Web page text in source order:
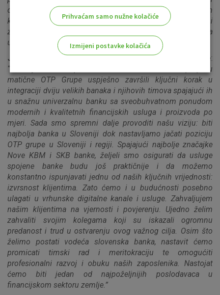
desetljeća na svim našim tržištima. Zahvaljujem mojim
kolegama što su pripremili ovu uspješnu integraciju i
zahvaljujem našim sadašnjim i budućim klijentima na
ukazanom povjerenju u OTP banku.”
John Denhof, predsjednik Uprave OTP banke:
“Neizmjerno smo ponosni što smo uz snažnu potporu
matične OTP Grupe uspješno završili ključni korak u
integraciji dviju velikih banaka i njihovih timova spajajući ih
u snažnu univerzalnu banku sa sveobuhvatnom ponudom
modernih i kvalitetnih financijskih usluga i proizvoda po
mjeri. Sada smo spremni dalje provoditi našu viziju: biti
najbolja banka u Sloveniji dok nastavljamo jačati poziciju
OTP grupe u Sloveniji i regiji. Spajajući najbolje značajke
Nove KBM i SKB banke, željeli smo osigurati da usluge
spojene banke budu još praktičnije i da možemo
konstantno ispunjavati jednu od naših ključnih vrijednosti:
izvrsnost klijentima. Zato ćemo i u budućnosti posebno
ulagati u vrhunske digitalne kanale i usluge. Zahvaljujem
našim klijentima na vjernosti i povjerenju. Ujedno želim
zahvaliti svojim kolegama koji su iskazali ogromnu
predanost i trud u ostvarenju ovog važnog cilja. Osim što
želimo postati vodeća slovenska banka, nastavit ćemo
promicati timski rad i meritokraciju te omogućiti
profesionalni razvoj i obuku naših zaposlenika. Nastojat
ćemo biti jedan od najpoželjnijih poslodavaca u
financijskom sektoru zemlje.”
Prihvaćam samo nužne kolačiće
Izmijeni postavke kolačića
Nužni kolačići
Analitički kolačići
Marketinški kolačići
Prihvaćam upotrebu navedenih kolačića
Nužni (tehnički) kolačići - uvijek aktivni
Ovi kolačići nužni su za funkcioniranje internetske stranice i
ne mogu se isključiti u našim sustavima. Uobičajeno se
postavljaju kao odgovor na vaše radnje koje uključuju zahtjev
za uslugama, kao što su postavke kolačića. Svoj preglednik
možete postaviti da blokira te kolačiće ili pošalje upozorenje
o njima, ali u tom slučaju neki dijelovi stranice neće raditi. Ti